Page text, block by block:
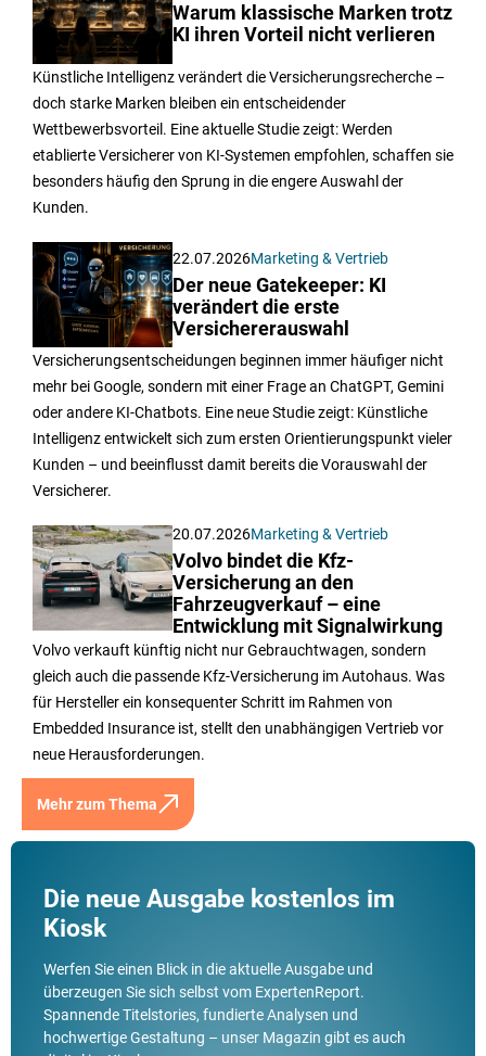
Warum klassische Marken trotz
KI ihren Vorteil nicht verlieren
Künstliche Intelligenz verändert die Versicherungsrecherche –
doch starke Marken bleiben ein entscheidender
Wettbewerbsvorteil. Eine aktuelle Studie zeigt: Werden
etablierte Versicherer von KI-Systemen empfohlen, schaffen sie
besonders häufig den Sprung in die engere Auswahl der
Kunden.
22.07.2026Marketing & Vertrieb
Der neue Gatekeeper: KI
verändert die erste
Versichererauswahl
Versicherungsentscheidungen beginnen immer häufiger nicht
mehr bei Google, sondern mit einer Frage an ChatGPT, Gemini
oder andere KI-Chatbots. Eine neue Studie zeigt: Künstliche
Intelligenz entwickelt sich zum ersten Orientierungspunkt vieler
Kunden – und beeinflusst damit bereits die Vorauswahl der
Versicherer.
20.07.2026Marketing & Vertrieb
Volvo bindet die Kfz-
Versicherung an den
Fahrzeugverkauf – eine
Entwicklung mit Signalwirkung
Volvo verkauft künftig nicht nur Gebrauchtwagen, sondern
gleich auch die passende Kfz-Versicherung im Autohaus. Was
für Hersteller ein konsequenter Schritt im Rahmen von
Embedded Insurance ist, stellt den unabhängigen Vertrieb vor
neue Herausforderungen.
Mehr zum Thema
Die neue Ausgabe kostenlos im
Kiosk
Werfen Sie einen Blick in die aktuelle Ausgabe und
überzeugen Sie sich selbst vom ExpertenReport.
Spannende Titelstories, fundierte Analysen und
hochwertige Gestaltung – unser Magazin gibt es auch